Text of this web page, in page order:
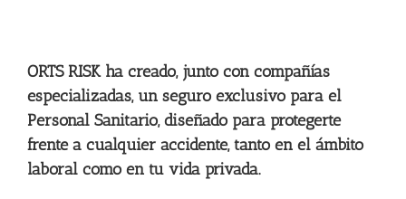
ORTS RISK ha creado, junto con compañías
especializadas, un seguro exclusivo para el
Personal Sanitario, diseñado para protegerte
frente a cualquier accidente, tanto en el ámbito
laboral como en tu vida privada.